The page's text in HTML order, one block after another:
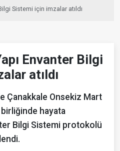
Sistemi için imzalar atıldı
Envanter Bilgi
atıldı
Çanakkale Onsekiz Mart
hayata
Bilgi Sistemi protokolü